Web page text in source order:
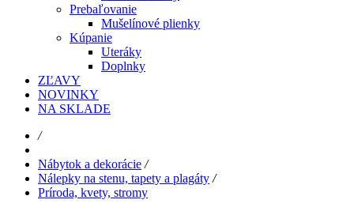
Prebaľovanie
Mušelínové plienky
Kúpanie
Uteráky
Doplnky
ZĽAVY
NOVINKY
NA SKLADE
/
Nábytok a dekorácie /
Nálepky na stenu, tapety a plagáty /
Príroda, kvety, stromy